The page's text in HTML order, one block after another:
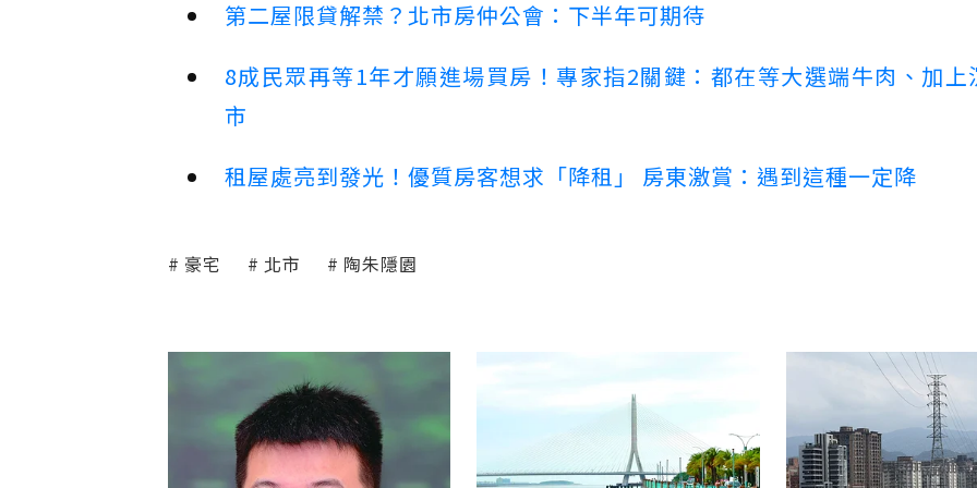
第二屋限貸解禁？北市房仲公會：下半年可期待
8成民眾再等1年才願進場買房！專家指2關鍵：都在等大選端牛肉、加上
市
租屋處亮到發光！優質房客想求「降租」 房東激賞：遇到這種一定降
豪宅 北市 陶朱隱園